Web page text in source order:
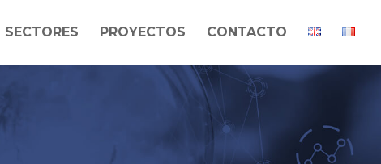
SECTORES PROYECTOS CONTACTO